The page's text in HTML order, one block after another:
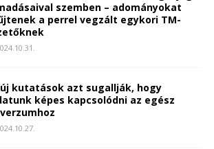
szemben – adományokat
a perrel vegzált egykori TM-
kutatások azt sugallják, hogy
képes kapcsolódni az egész